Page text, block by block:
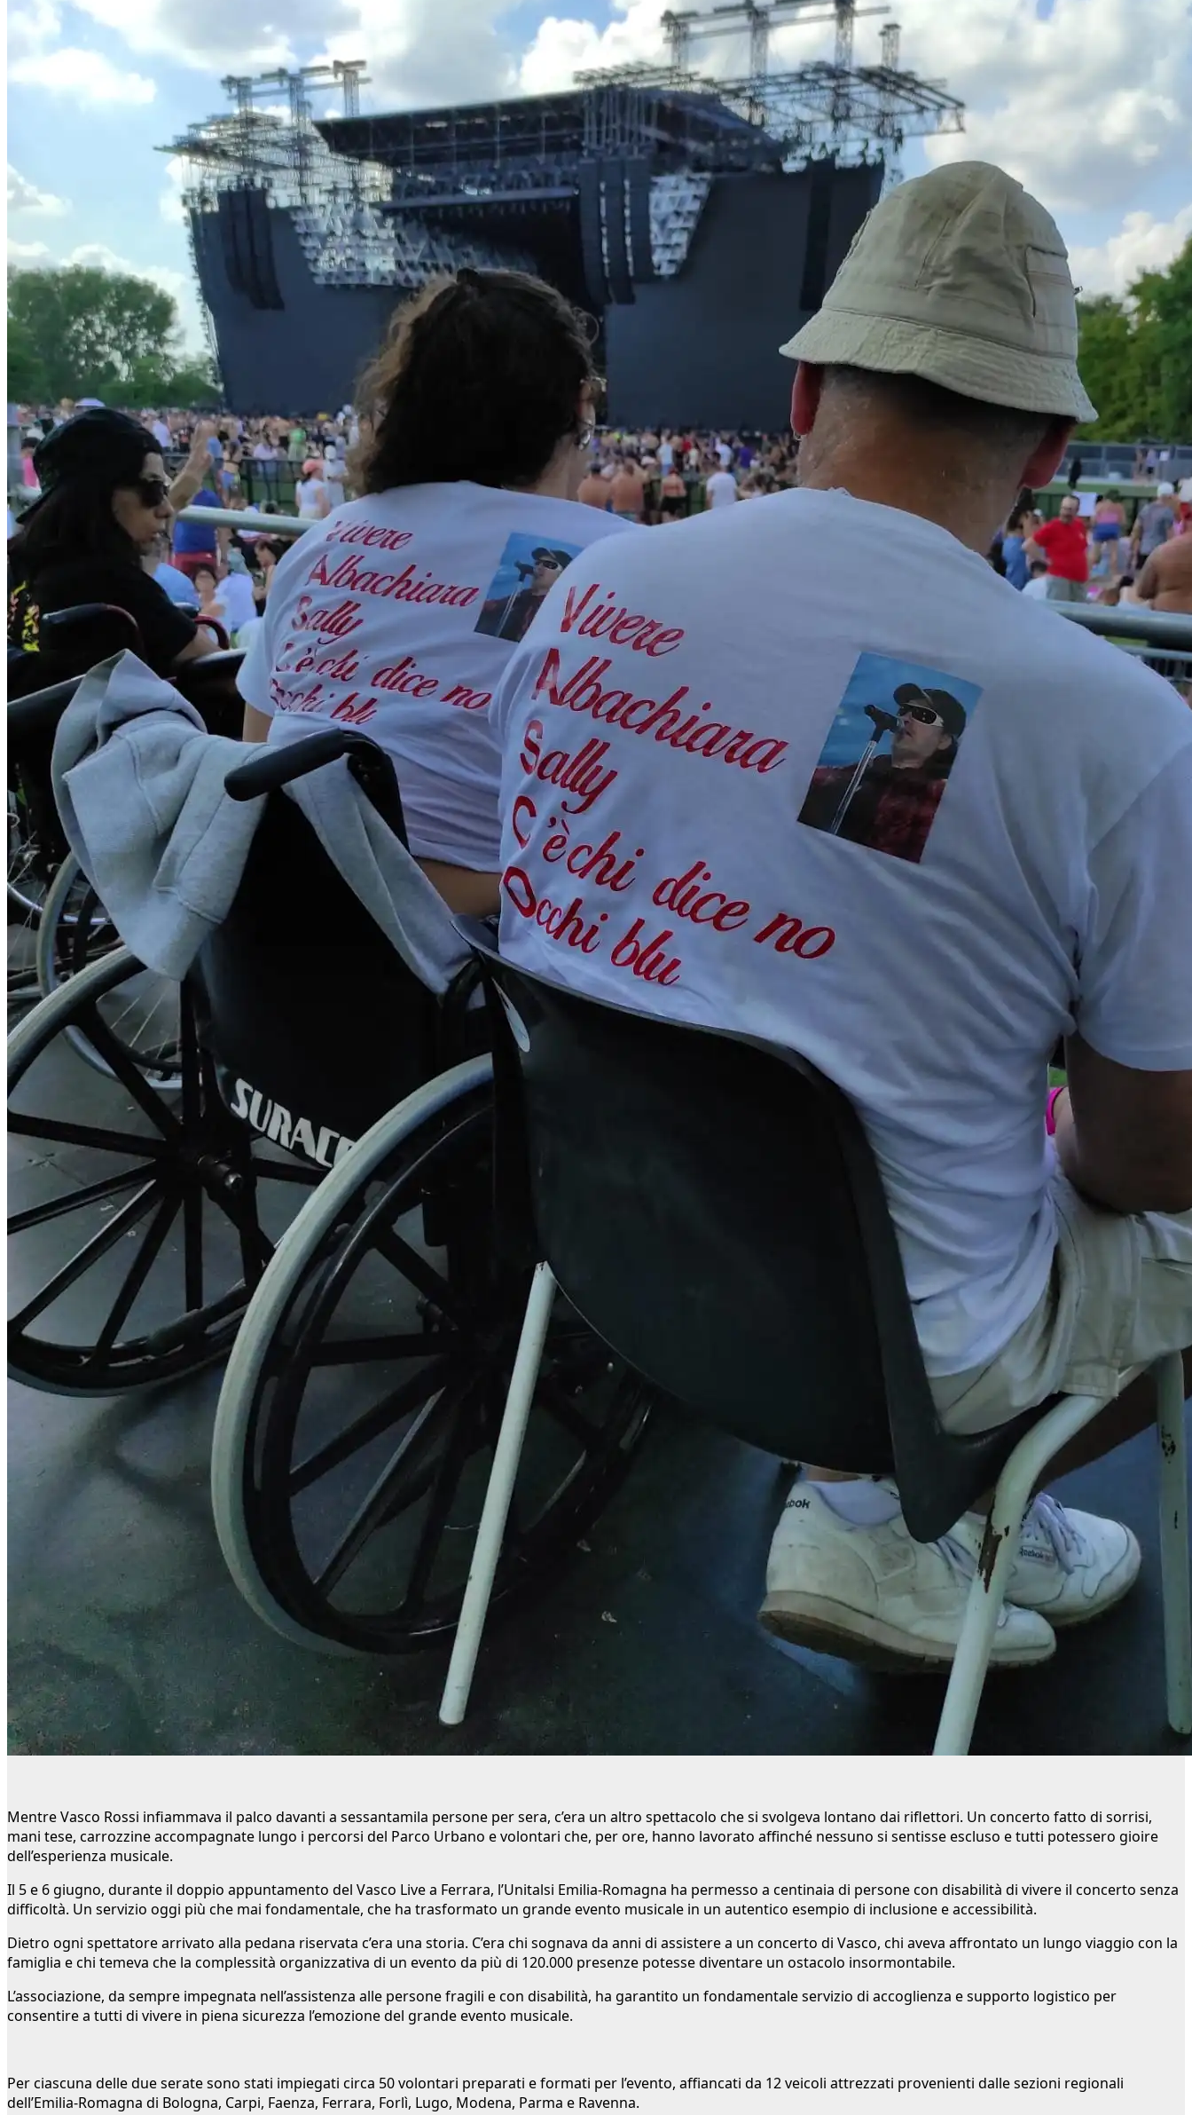
Mentre Vasco Rossi infiammava il palco davanti a sessantamila persone per sera, c’era un altro spettacolo che si svolgeva lontano dai riflettori. Un concerto fatto di sorrisi,
mani tese, carrozzine accompagnate lungo i percorsi del Parco Urbano e volontari che, per ore, hanno lavorato affinché nessuno si sentisse escluso e tutti potessero gioire
dell’esperienza musicale.
Il 5 e 6 giugno, durante il doppio appuntamento del Vasco Live a Ferrara, l’Unitalsi Emilia-Romagna ha permesso a centinaia di persone con disabilità di vivere il concerto senza
difficoltà. Un servizio oggi più che mai fondamentale, che ha trasformato un grande evento musicale in un autentico esempio di inclusione e accessibilità.
Dietro ogni spettatore arrivato alla pedana riservata c’era una storia. C’era chi sognava da anni di assistere a un concerto di Vasco, chi aveva affrontato un lungo viaggio con la
famiglia e chi temeva che la complessità organizzativa di un evento da più di 120.000 presenze potesse diventare un ostacolo insormontabile.
L’associazione, da sempre impegnata nell’assistenza alle persone fragili e con disabilità, ha garantito un fondamentale servizio di accoglienza e supporto logistico per
consentire a tutti di vivere in piena sicurezza l’emozione del grande evento musicale.
Per ciascuna delle due serate sono stati impiegati circa 50 volontari preparati e formati per l’evento, affiancati da 12 veicoli attrezzati provenienti dalle sezioni regionali
dell’Emilia-Romagna di Bologna, Carpi, Faenza, Ferrara, Forlì, Lugo, Modena, Parma e Ravenna.